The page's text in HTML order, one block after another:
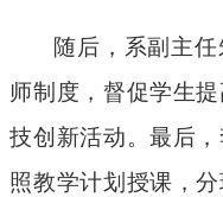
随后，系副主
师制度，督促学生
技创新活动。最后
照教学计划授课，